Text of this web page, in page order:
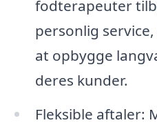
fodterapeuter
personlig
at opbygge
deres kunder.
Fleksible aftaler: